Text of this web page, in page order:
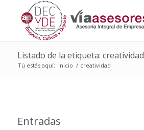
Listado de la etiqueta: creatividad
Tú estás aquí: Inicio / creatividad
Entradas